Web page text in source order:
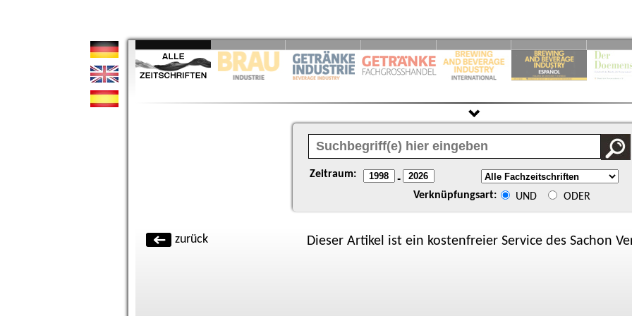
Zeitraum: -
Verknüpfungsart: UND ODER
zurück Dieser Artikel ist ein kostenfreier Service des Sachon